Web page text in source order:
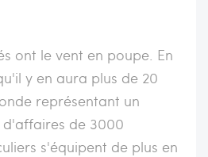
ont le vent en poupe. En
y en aura plus de 20
représentant un
de 3000
s'équipent de plus en